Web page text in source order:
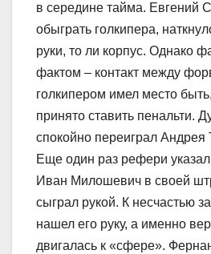
в середине тайма. Евгений
обыграть голкипера,
руки, то ли корпус. Однако
фактом – контакт между
голкипером имел место
принято ставить пенальти.
спокойно переиграл Андрея
Еще один раз рефери указал
Иван Милошевич в своей
сыграл рукой. К несчастью
нашел его руку, а именно
двигалась к «сфере».